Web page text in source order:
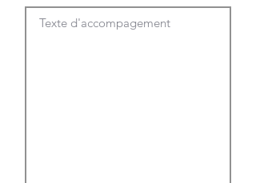
Texte d'accompagement